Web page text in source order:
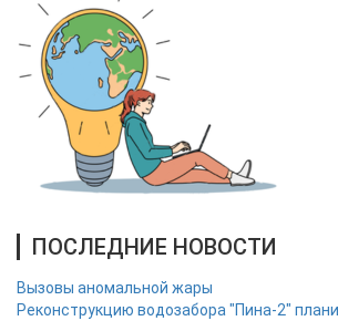
ПОСЛЕДНИЕ НОВОСТИ
Вызовы аномальной жары
Реконструкцию водозабора "Пина-2"